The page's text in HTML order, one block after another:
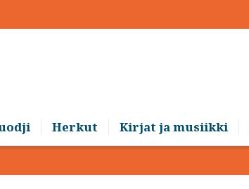
Herkut Kirjat ja musiikki